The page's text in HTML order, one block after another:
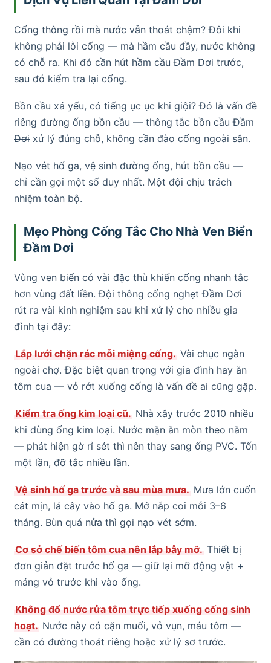
Cống thông rồi mà nước vẫn thoát chậm? Đôi khi
không phải lỗi cống — mà hầm cầu đầy, nước không
có chỗ ra. Khi đó cần hút hầm cầu Đầm Dơi trước,
sau đó kiểm tra lại cống.
Bồn cầu xả yếu, có tiếng ục ục khi giội? Đó là vấn đề
riêng đường ống bồn cầu — thông tắc bồn cầu Đầm
Dơi xử lý đúng chỗ, không cần đào cống ngoài sân.
Nạo vét hố ga, vệ sinh đường ống, hút bồn cầu —
chỉ cần gọi một số duy nhất. Một đội chịu trách
nhiệm toàn bộ.
Mẹo Phòng Cống Tắc Cho Nhà Ven Biển
Đầm Dơi
Vùng ven biển có vài đặc thù khiến cống nhanh tắc
hơn vùng đất liền. Đội thông cống nghẹt Đầm Dơi
rút ra vài kinh nghiệm sau khi xử lý cho nhiều gia
đình tại đây:
Lắp lưới chặn rác mỗi miệng cống. Vài chục ngàn
ngoài chợ. Đặc biệt quan trọng với gia đình hay ăn
tôm cua — vỏ rớt xuống cống là vấn đề ai cũng gặp.
Kiểm tra ống kim loại cũ. Nhà xây trước 2010 nhiều
khi dùng ống kim loại. Nước mặn ăn mòn theo năm
— phát hiện gờ rỉ sét thì nên thay sang ống PVC. Tốn
một lần, đỡ tắc nhiều lần.
Vệ sinh hố ga trước và sau mùa mưa. Mưa lớn cuốn
cát mịn, lá cây vào hố ga. Mở nắp coi mỗi 3–6
tháng. Bùn quá nửa thì gọi nạo vét sớm.
Cơ sở chế biến tôm cua nên lắp bẫy mỡ. Thiết bị
đơn giản đặt trước hố ga — giữ lại mỡ động vật +
mảng vỏ trước khi vào ống.
Không đổ nước rửa tôm trực tiếp xuống cống sinh
hoạt. Nước này có cặn muối, vỏ vụn, máu tôm —
cần có đường thoát riêng hoặc xử lý sơ trước.